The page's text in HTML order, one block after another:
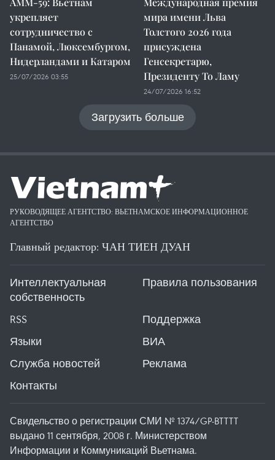
укрепляет
сотрудничество с
Панамой, Люксембургом,
Нидерландами и Катаром
25/07/2026 03:55
мира имени Льва
Толстого 2026 года
присуждена
Генсекретарю,
Президенту То Ламу
24/07/2026 16:52
Загрузить больше
РУКОВОДЯЩЕЕ АГЕНТСТВО: ВЬЕТНАМСКОЕ ИНФОРМАЦИОННОЕ
АГЕНТСТВО
Главный редактор: ЧАН ТИЕН ДУАН
Интеллектуальная
собственность
Правила пользования
RSS
Поддержка
Языки
ВИА
Служба новостей
Реклама
Контакты
Свидельство о регистрации СМИ № 1374/GP-BTTTT
выдано 11 сентября, 2008 г. Министерством
Информации и Коммуникаций Вьетнама.